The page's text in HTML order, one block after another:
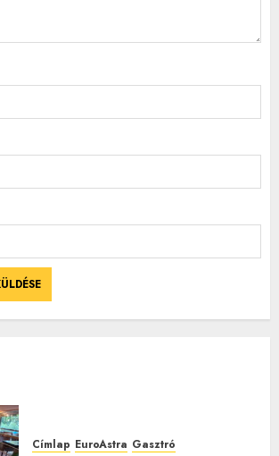
Címlap EuroAstra Gasztró